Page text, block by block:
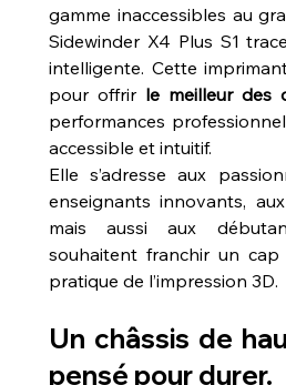
gamme inaccessibles au
Sidewinder X4 Plus S1
intelligente. Cette
pour offrir le meilleur des
performances
accessible et intuitif.
Elle s’adresse aux
enseignants innovants,
mais aussi aux
souhaitent franchir un
pratique de l’impression 3D.
Un châssis de
pensé pour durer.